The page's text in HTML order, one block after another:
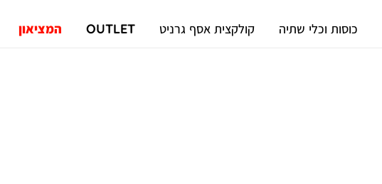
כוסות וכלי שתיה קולקצית אסף גרניט OUTLET המציאון